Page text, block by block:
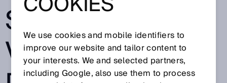
SIG300: DE
VEELZIJDIGE
We use cookies and mobile identifiers to
improve our website and tailor content to
your interests. We and selected partners,
including Google, also use them to process